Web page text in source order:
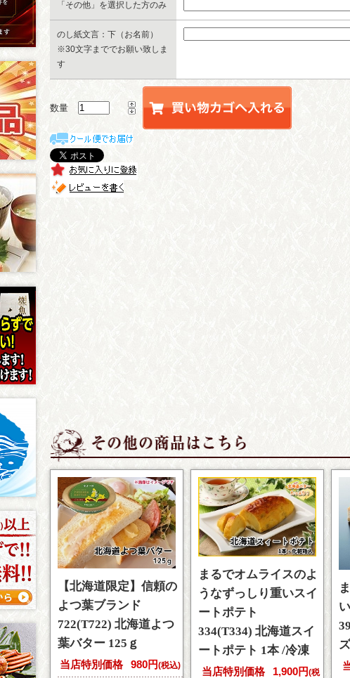
「その他」を選択した方のみ
のし紙文言：下（お名前）
※30文字まででお願い致しま
す
数量
【北海道限定】信頼の
よつ葉ブランド
722(T722) 北海道よつ
葉バター 125ｇ
当店特別価格 980円(税込)
まるでオムライスのよ
うなずっしり重いスイ
ートポテト
334(T334) 北海道スイ
ートポテト 1本 /冷凍
当店特別価格 1,900円(税